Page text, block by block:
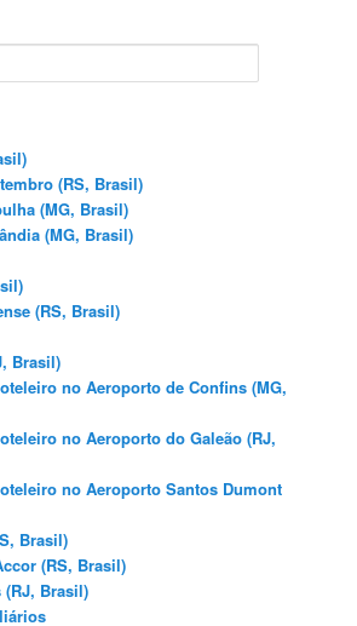
(RS, Brasil)
(MG, Brasil)
(MG, Brasil)
(RS, Brasil)
Brasil)
no Aeroporto de Confins (MG,
no Aeroporto do Galeão (RJ,
no Aeroporto Santos Dumont
Brasil)
(RS, Brasil)
(RJ, Brasil)